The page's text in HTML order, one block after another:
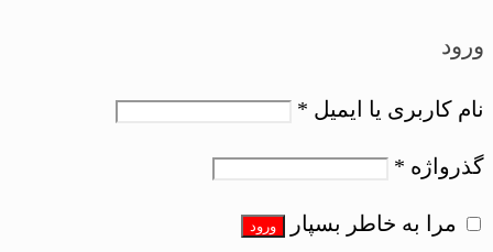
ورود
نام کاربری یا ایمیل *
گذرواژه *
مرا به خاطر بسپار ورود